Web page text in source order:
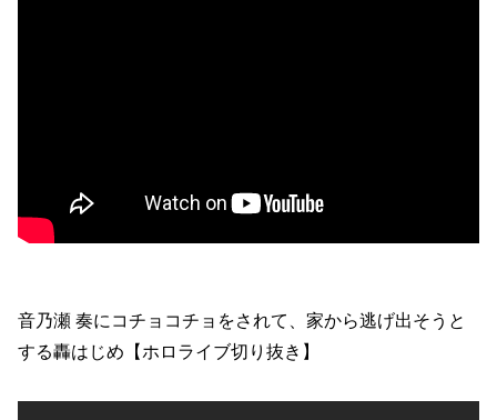
音乃瀬 奏にコチョコチョをされて、家から逃げ出そうと
する轟はじめ【ホロライブ切り抜き】